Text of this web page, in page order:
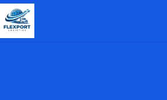
Skip
to
content